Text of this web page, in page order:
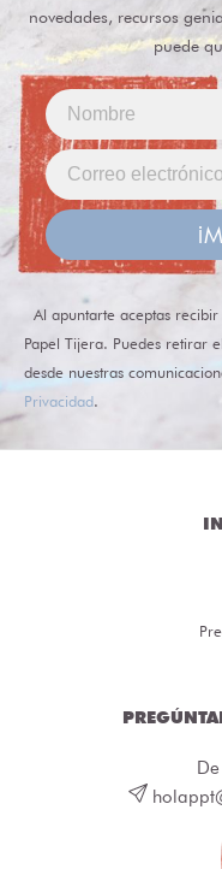
novedades, recursos
puede
Al apuntarte aceptas
Papel Tijera. Puedes retirar
desde nuestras
Privacidad.